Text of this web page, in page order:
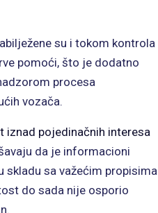
su i tokom kontrola
pomoći, što je dodatno
procesa
vozača.
iznad pojedinačnih interesa
da je informacioni
skladu sa važećim propisima
do sada nije osporio